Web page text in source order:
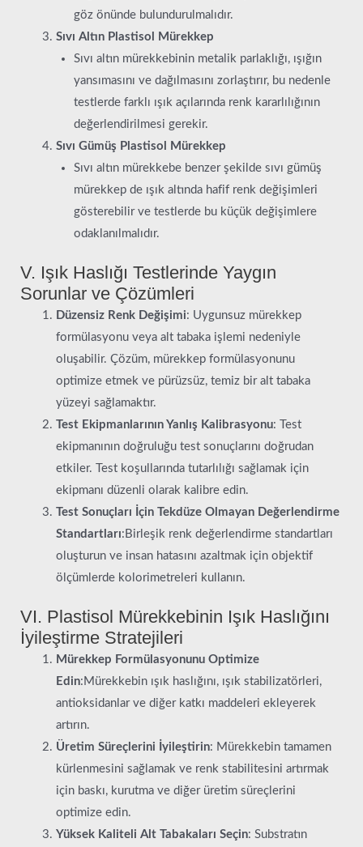
göz önünde bulundurulmalıdır.
Sıvı Altın Plastisol Mürekkep
Sıvı altın mürekkebinin metalik parlaklığı, ışığın
yansımasını ve dağılmasını zorlaştırır, bu nedenle
testlerde farklı ışık açılarında renk kararlılığının
değerlendirilmesi gerekir.
Sıvı Gümüş Plastisol Mürekkep
Sıvı altın mürekkebe benzer şekilde sıvı gümüş
mürekkep de ışık altında hafif renk değişimleri
gösterebilir ve testlerde bu küçük değişimlere
odaklanılmalıdır.
V. Işık Haslığı Testlerinde Yaygın
Sorunlar ve Çözümleri
Düzensiz Renk Değişimi: Uygunsuz mürekkep
formülasyonu veya alt tabaka işlemi nedeniyle
oluşabilir. Çözüm, mürekkep formülasyonunu
optimize etmek ve pürüzsüz, temiz bir alt tabaka
yüzeyi sağlamaktır.
Test Ekipmanlarının Yanlış Kalibrasyonu: Test
ekipmanının doğruluğu test sonuçlarını doğrudan
etkiler. Test koşullarında tutarlılığı sağlamak için
ekipmanı düzenli olarak kalibre edin.
Test Sonuçları İçin Tekdüze Olmayan Değerlendirme
Standartları:Birleşik renk değerlendirme standartları
oluşturun ve insan hatasını azaltmak için objektif
ölçümlerde kolorimetreleri kullanın.
VI. Plastisol Mürekkebinin Işık Haslığını
İyileştirme Stratejileri
Mürekkep Formülasyonunu Optimize
Edin:Mürekkebin ışık haslığını, ışık stabilizatörleri,
antioksidanlar ve diğer katkı maddeleri ekleyerek
artırın.
Üretim Süreçlerini İyileştirin: Mürekkebin tamamen
kürlenmesini sağlamak ve renk stabilitesini artırmak
için baskı, kurutma ve diğer üretim süreçlerini
optimize edin.
Yüksek Kaliteli Alt Tabakaları Seçin: Substratın